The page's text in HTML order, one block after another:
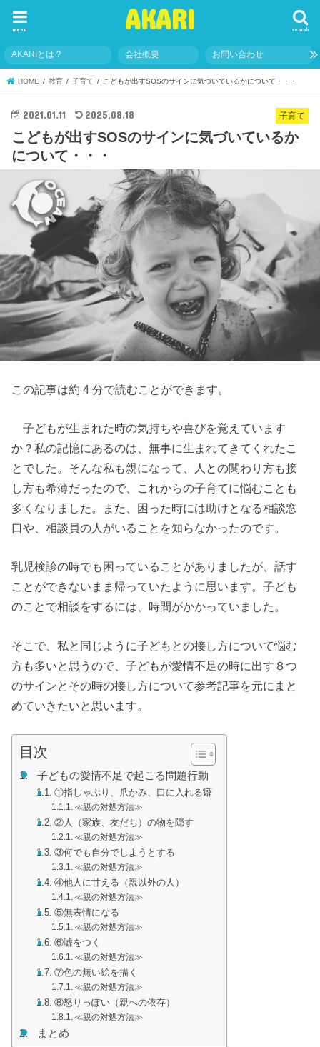
AKARI search
menu
AKARIとは？ 会社概要 お問い合わせ
HOME 教育 子育て こどもが出すSOSのサインに気づいているかについて・・・
子育て
2021.01.11 2025.08.18
こどもが出すSOSのサインに気づいているか
について・・・
この記事は約 4 分で読むことができます。
子どもが生まれた時の気持ちや喜びを覚えています
か？私の記憶にあるのは、無事に生まれてきてくれたこ
とでした。そんな私も親になって、人との関わり方も接
し方も希薄だったので、これからの子育てに悩むことも
多くなりました。
また、困った時には助けとなる相談窓
口や、相談員の人がいることを知らなかったのです。
乳児検診の時でも困っていることがありましたが、話す
ことができないまま帰っていたように思います。子ども
のことで相談をするには、時間がかかっていました。
そこで、私と同じように子どもとの接し方について悩む
方も多いと思うので、子どもが愛情不足の時に出す８つ
のサインとその時の接し方について参考記事を元にまと
めていきたいと思います。
目次
子どもの愛情不足で起こる問題行動
①指しゃぶり、爪かみ、口に入れる癖
≪親の対処方法≫
②人（家族、友だち）の物を隠す
≪親の対処方法≫
③何でも自分でしようとする
≪親の対処方法≫
④他人に甘える（親以外の人）
≪親の対処方法≫
⑤無表情になる
≪親の対処方法≫
⑥嘘をつく
≪親の対処方法≫
⑦色の無い絵を描く
≪親の対処方法≫
⑧怒りっぽい（親への依存）
≪親の対処方法≫
まとめ